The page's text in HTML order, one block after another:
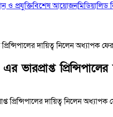
ও প্রযুক্তিবিশেষ আয়োজনমিডিয়ালিড
দায়িত্ব নিলেন অধ্যাপক